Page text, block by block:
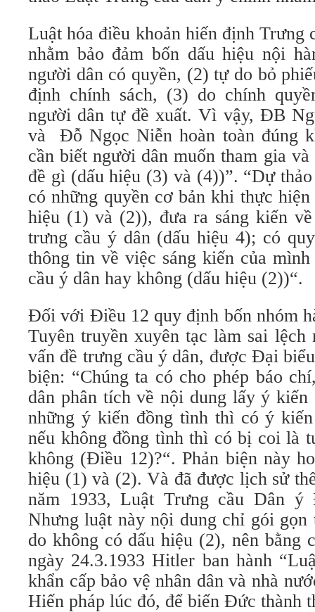
Luật hóa điều khoản hiến định Trưng
nhằm bảo đảm bốn dấu hiệu nội
người dân có quyền, (2) tự do bỏ
định chính sách, (3) do chính
người dân tự đề xuất. Vì vậy, ĐB
và Đỗ Ngọc Niễn hoàn toàn đúng
cần biết người dân muốn tham gia
đề gì (dấu hiệu (3) và (4))”. “Dự
có những quyền cơ bản khi thực
hiệu (1) và (2)), đưa ra sáng kiến
trưng cầu ý dân (dấu hiệu 4); có
thông tin về việc sáng kiến của
cầu ý dân hay không (dấu hiệu (2))“.
Đối với Điều 12 quy định bốn nhóm
Tuyên truyền xuyên tạc làm sai lệch
vấn đề trưng cầu ý dân, được Đại
biện: “Chúng ta có cho phép báo
dân phân tích về nội dung lấy ý kiến
những ý kiến đồng tình thì có ý
nếu không đồng tình thì có bị coi là
không (Điều 12)?“. Phản biện này
hiệu (1) và (2). Và đã được lịch sử
năm 1933, Luật Trưng cầu Dân ý
Nhưng luật này nội dung chỉ gói
do không có dấu hiệu (2), nên bằng
ngày 24.3.1933 Hitler ban hành
khẩn cấp bảo vệ nhân dân và nhà
Hiến pháp lúc đó, để biến Đức thành